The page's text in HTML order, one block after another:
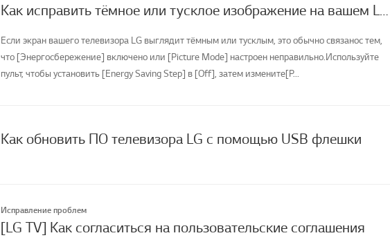
Как исправить тёмное или тусклое изображение на вашем LG телевизоре
Если экран вашего телевизора LG выглядит тёмным или тусклым, это обычно связанос тем,
что [Энергосбережение] включено или [Picture Mode] настроен неправильно.Используйте
пульт, чтобы установить [Energy Saving Step] в [Off], затем измените[P...
Как обновить ПО телевизора LG с помощью USB флешки
Исправление проблем
[LG TV] Как согласиться на пользовательские соглашения